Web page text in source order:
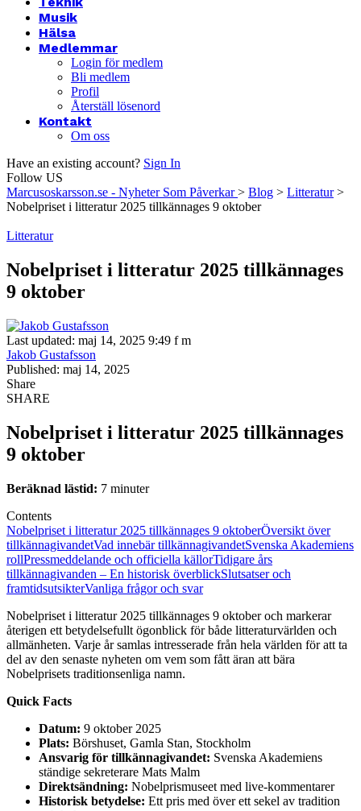
Musik
Hälsa
Medlemmar
Login för medlem
Bli medlem
Profil
Återställ lösenord
Kontakt
Om oss
Have an existing account? Sign In
Follow US
Marcusoskarsson.se - Nyheter Som Påverkar> Blog > Litteratur>
Nobelpriset i litteratur 2025 tillkännages 9 oktober
Litteratur
Nobelpriset i litteratur 2025 tillkännages
9 oktober
Last updated: maj 14, 2025 9:49 f m
Jakob Gustafsson
Published: maj 14, 2025
Share
SHARE
Nobelpriset i litteratur 2025 tillkännages
9 oktober
Beräknad lästid: 7 minuter
Contents
Nobelpriset i litteratur 2025 tillkännages 9 oktoberÖversikt över
tillkännagivandetVad innebär tillkännagivandetSvenska Akademiens
rollPressmeddelande och officiella källorTidigare års
tillkännagivanden – En historisk överblickSlutsatser och
framtidsutsikterVanliga frågor och svar
Nobelpriset i litteratur 2025 tillkännages 9 oktober och markerar
återigen ett betydelsefullt ögonblick för både litteraturvärlden och
allmänheten. Varje år samlas intresserade från hela världen för att ta
del av den senaste nyheten om vem som fått äran att bära
Nobelprisets traditionsenliga namn.
Quick Facts
Datum: 9 oktober 2025
Plats: Börshuset, Gamla Stan, Stockholm
Ansvarig för tillkännagivandet: Svenska Akademiens
ständige sekreterare Mats Malm
Direktsändning: Nobelprismuseet med live-kommentarer
Historisk betydelse: Ett pris med över ett sekel av tradition